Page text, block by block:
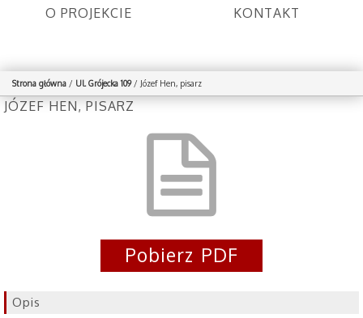
O PROJEKCIE
KONTAKT
Strona główna / Ul. Grójecka 109 / Józef Hen, pisarz
JÓZEF HEN, PISARZ
Pobierz PDF
Opis